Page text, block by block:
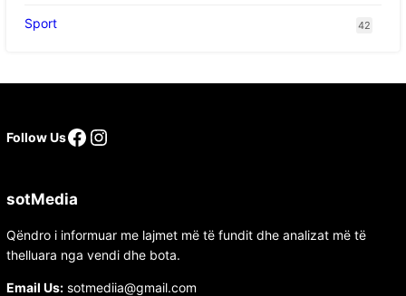
Sport 42
Follow Us
sotMedia
Qëndro i informuar me lajmet më të fundit dhe analizat më të
thelluara nga vendi dhe bota.
Email Us:sotmediia@gmail.com